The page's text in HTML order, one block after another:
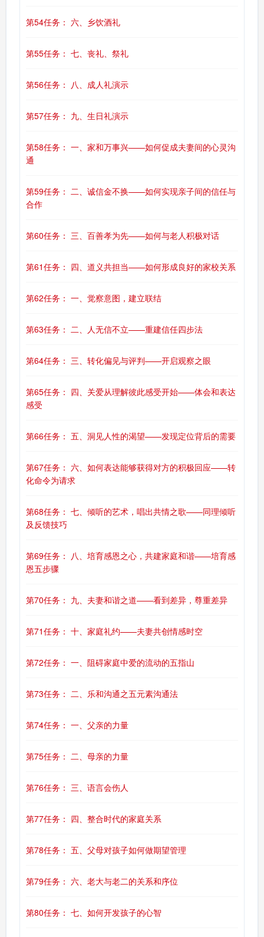
第54任务： 六、乡饮酒礼
第55任务： 七、丧礼、祭礼
第56任务： 八、成人礼演示
第57任务： 九、生日礼演示
第58任务： 一、家和万事兴——如何促成夫妻间的心灵沟
通
第59任务： 二、诚信金不换——如何实现亲子间的信任与
合作
第60任务： 三、百善孝为先——如何与老人积极对话
第61任务： 四、道义共担当——如何形成良好的家校关系
第62任务： 一、觉察意图，建立联结
第63任务： 二、人无信不立——重建信任四步法
第64任务： 三、转化偏见与评判——开启观察之眼
第65任务： 四、关爱从理解彼此感受开始——体会和表达
感受
第66任务： 五、洞见人性的渴望——发现定位背后的需要
第67任务： 六、如何表达能够获得对方的积极回应——转
化命令为请求
第68任务： 七、倾听的艺术，唱出共情之歌——同理倾听
及反馈技巧
第69任务： 八、培育感恩之心，共建家庭和谐——培育感
恩五步骤
第70任务： 九、夫妻和谐之道——看到差异，尊重差异
第71任务： 十、家庭礼约——夫妻共创情感时空
第72任务： 一、阻碍家庭中爱的流动的五指山
第73任务： 二、乐和沟通之五元素沟通法
第74任务： 一、父亲的力量
第75任务： 二、母亲的力量
第76任务： 三、语言会伤人
第77任务： 四、整合时代的家庭关系
第78任务： 五、父母对孩子如何做期望管理
第79任务： 六、老大与老二的关系和序位
第80任务： 七、如何开发孩子的心智